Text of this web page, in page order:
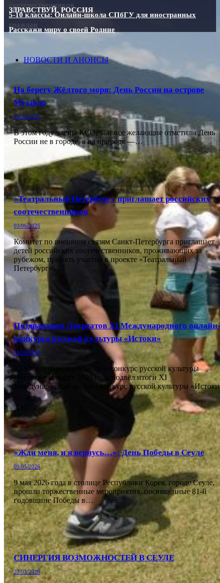
соотечественников
ЗДРАВСТВУЙ, РОССИЯ
5-10 классы: Онлайн-школа СПбГУ для иностранных
граждан
Расскажи миру о своей Родине
НОВОСТИ И АНОНСЫ
На берегу Жёлтого моря: День России на острове
Муыйдо
16/06/2026
В этом году члены КСОРС и все желающие отметили День
России не в городе, а на природе —…
«Театральный Петербург» приглашает российских
соотечественников
03/06/2026
Комитет по внешним связям Санкт-Петербурга приглашает
детей российских соотечественников, проживающих за
рубежом, принять участие в проекте «Театральный
Петербург».…
Поздравляем Лауреатов XI Международного онлайн-
конкурса русской культуры «Истоки»
01/06/2026
XI Международный онлайн-конкурс русской культуры
«Истоки» В марте 2026 года подвёл итоги XI
Международный онлайн-конкурс русской культуры
«Жди меня, и я вернусь…»: День Победы в Сеуле
09/05/2026
9 мая 2026 года в столице Республики Корея, городе Сеуле,
прошли торжественные мероприятия, посвящённые 81-й
годовщине Победы в…
СИНЕРГИЯ ВОЗМОЖНОСТЕЙ В СЕУЛЕ
22/03/2026